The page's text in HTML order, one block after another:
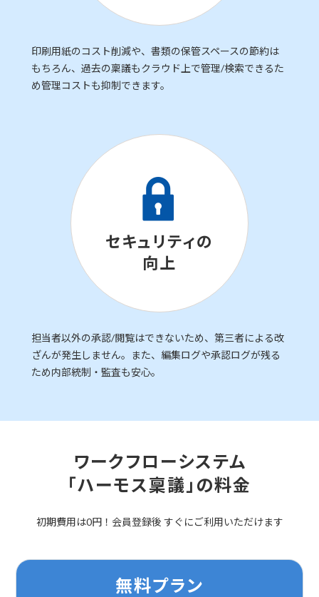
印刷用紙のコスト削減や、書類の保管スペースの節約は
もちろん、過去の稟議もクラウド上で管理/検索できるた
め管理コストも抑制できます。
セキュリティの
向上
担当者以外の承認/閲覧はできないため、第三者による改
ざんが発生しません。また、編集ログや承認ログが残る
ため内部統制・監査も安心。
ワークフローシステム
「ハーモス稟議」の料金
初期費用は0円！会員登録後 すぐにご利用いただけます
無料プラン